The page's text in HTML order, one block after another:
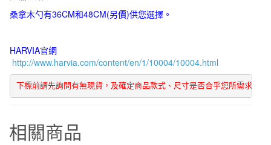
*1
數
量
桑拿木勺有36CM和48CM(另價)供您選擇。
HARVIA官網
http://www.harvia.com/content/en/1/10004/10004.html
下標前請先詢問有無現貨，及確定商品款式、尺寸是否合乎您所需求  謝
相關商品